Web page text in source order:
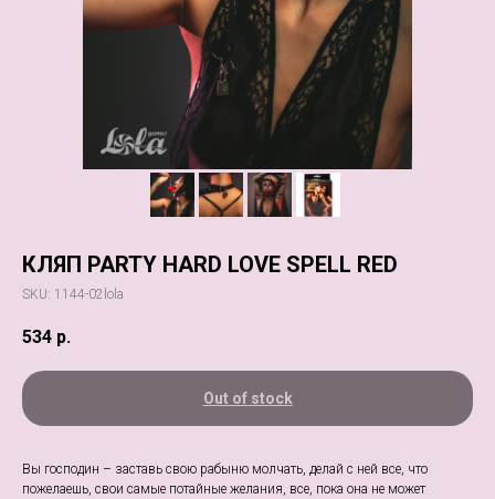
КЛЯП PARTY HARD LOVE SPELL RED
SKU: 1144-02lola
534 р.
Out of stock
Вы господин – заставь свою рабыню молчать, делай с ней все, что
пожелаешь, свои самые потайные желания, все, пока она не может